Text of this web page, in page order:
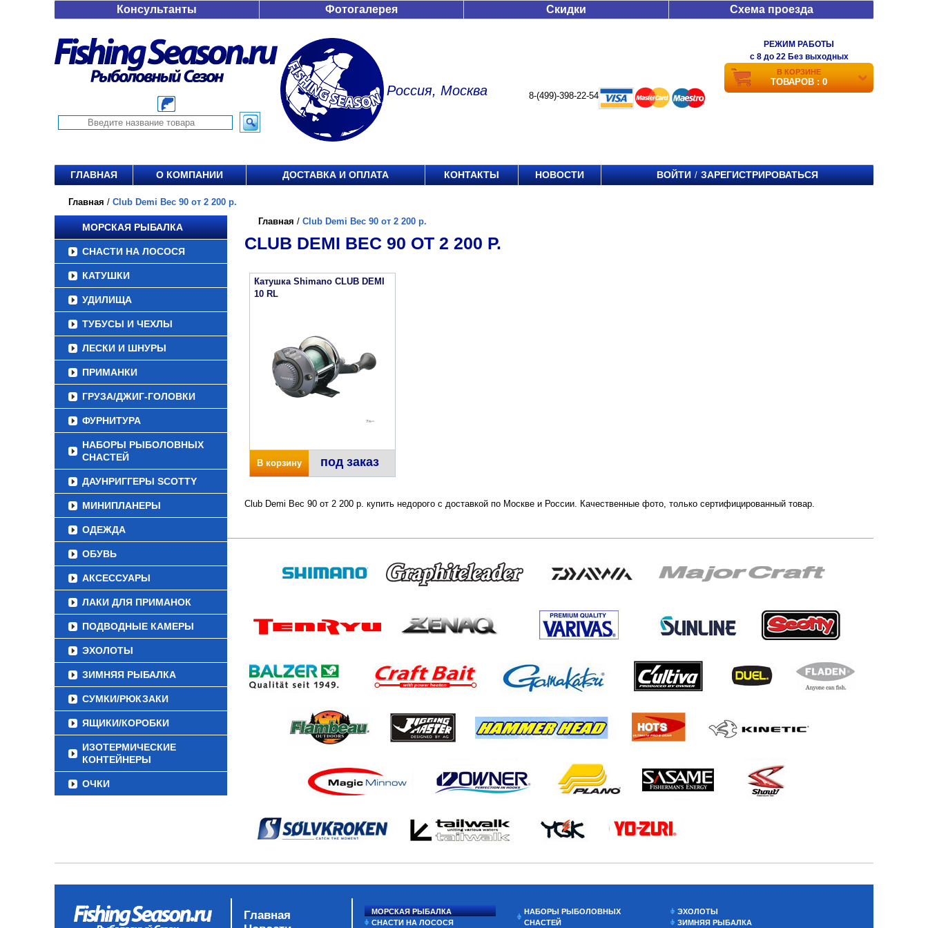
Консультанты Фотогалерея Скидки Схема проезда
Россия, Москва 8-(499)-398-22-54
РЕЖИМ РАБОТЫ
c 8 до 22 Без выходных
В КОРЗИНЕ
ТОВАРОВ : 0
ГЛАВНАЯ О КОМПАНИИ ДОСТАВКА И ОПЛАТА КОНТАКТЫ НОВОСТИ ВОЙТИ / ЗАРЕГИСТРИРОВАТЬСЯ
Главная / Club Demi Вес 90 от 2 200 р.
МОРСКАЯ РЫБАЛКА
СНАСТИ НА ЛОСОСЯ
КАТУШКИ
УДИЛИЩА
ТУБУСЫ И ЧЕХЛЫ
ЛЕСКИ И ШНУРЫ
ПРИМАНКИ
ГРУЗА/ДЖИГ-ГОЛОВКИ
ФУРНИТУРА
НАБОРЫ РЫБОЛОВНЫХ
СНАСТЕЙ
ДАУНРИГГЕРЫ SCOTTY
МИНИПЛАНЕРЫ
ОДЕЖДА
ОБУВЬ
АКСЕССУАРЫ
ЛАКИ ДЛЯ ПРИМАНОК
ПОДВОДНЫЕ КАМЕРЫ
ЭХОЛОТЫ
ЗИМНЯЯ РЫБАЛКА
СУМКИ/РЮКЗАКИ
ЯЩИКИ/КОРОБКИ
ИЗОТЕРМИЧЕСКИЕ
КОНТЕЙНЕРЫ
ОЧКИ
Главная / Club Demi Вес 90 от 2 200 р.
CLUB DEMI ВЕС 90 ОТ 2 200 Р.
Катушка Shimano CLUB DEMI
10 RL
В корзину под заказ
Club Demi Вес 90 от 2 200 р. купить недорого с доставкой по Москве и России. Качественные фото, только сертифицированный товар.
Главная
МОРСКАЯ РЫБАЛКА
СНАСТИ НА ЛОСОСЯ
НАБОРЫ РЫБОЛОВНЫХ
СНАСТЕЙ
ЭХОЛОТЫ
ЗИМНЯЯ РЫБАЛКА